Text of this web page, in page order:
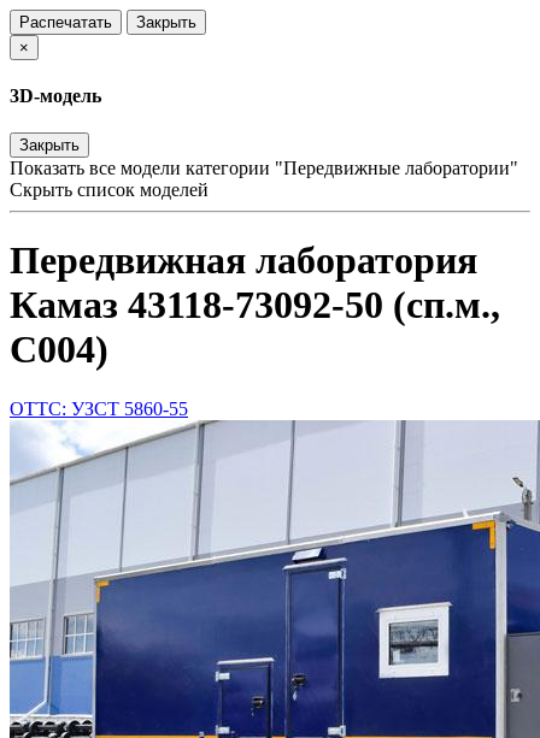
Распечатать
Закрыть
×
3D-модель
Закрыть
Показать все модели категории "Передвижные лаборатории"
Скрыть список моделей
Передвижная лаборатория
Камаз 43118-73092-50 (сп.м.,
С004)
ОТТС: УЗСТ 5860-55